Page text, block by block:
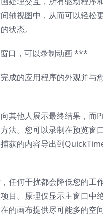
轴视图中，从而可以轻松
状态。
口，可以录制动画 ***
成的应用程序的外观并与
其他人展示最终结果，而
法。您可以录制在预览窗
获的内容导出到
任何干扰都会降低您的工
目。原理仅显示主窗口中
的画布提供尽可能多的空间